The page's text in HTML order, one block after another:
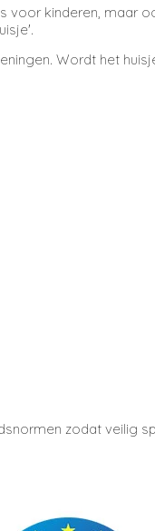
voor kinderen, maar
Wordt het
zodat veilig